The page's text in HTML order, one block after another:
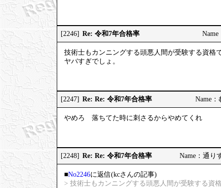
[2246] Re: 令和7年合格率
技術士もカンニングする頭悪人間が受験する資格
ヤバすぎでしょ。
[2247] Re: Re: 令和7年合格率 Name
やめろ 落ちてた時に刺さるからやめてくれ
[2248] Re: Re: 令和7年合格率 Name：通り
■No2246に返信(kcさんの記事)
> 技術士もカンニングする頭悪人間が受験する資